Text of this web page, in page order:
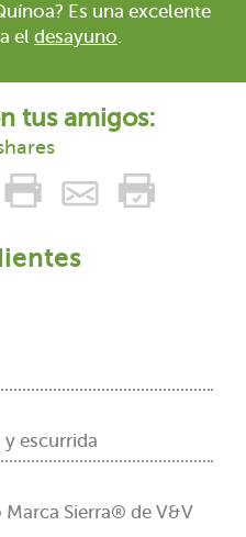
Es una excelente
el desayuno.
tus amigos:
escurrida
Sierra® de V&V